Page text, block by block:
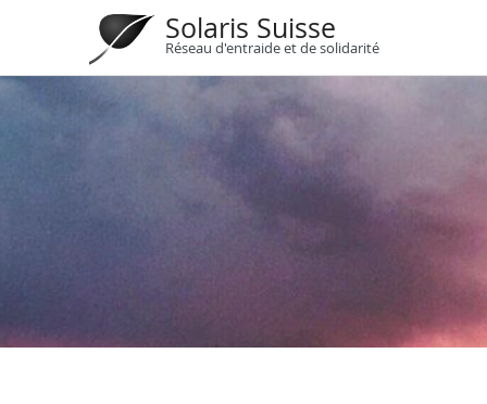
Solaris Suisse
Réseau d'entraide et de solidarité